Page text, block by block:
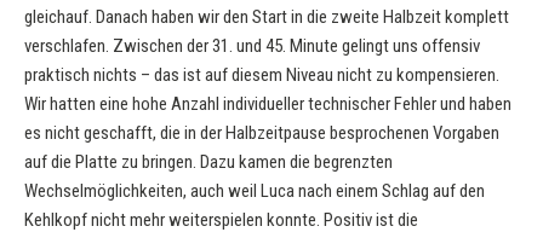
gleichauf. Danach haben wir den Start in die zweite Halbzeit komplett
verschlafen. Zwischen der 31. und 45. Minute gelingt uns offensiv
praktisch nichts – das ist auf diesem Niveau nicht zu kompensieren.
Wir hatten eine hohe Anzahl individueller technischer Fehler und haben
es nicht geschafft, die in der Halbzeitpause besprochenen Vorgaben
auf die Platte zu bringen. Dazu kamen die begrenzten
Wechselmöglichkeiten, auch weil Luca nach einem Schlag auf den
Kehlkopf nicht mehr weiterspielen konnte. Positiv ist die